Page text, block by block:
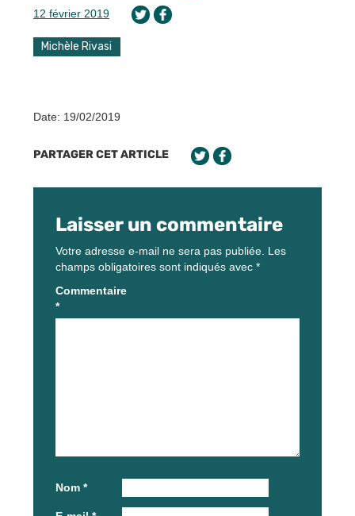
12 février 2019
Michèle Rivasi
Date: 19/02/2019
PARTAGER CET ARTICLE
Laisser un commentaire
Votre adresse e-mail ne sera pas publiée. Les
champs obligatoires sont indiqués avec *
Commentaire
*
Nom *